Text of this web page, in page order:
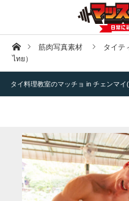
ホーム筋肉写真素材
タイテ
ไทย）
タイ料理教室のマッチョ in チェンマイ